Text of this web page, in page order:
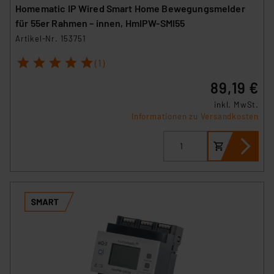
Cookies nach Zweck und Anbieter ist durch Klick auf
ablehnen oder ihr ganz oder teilweise zustimmen. Ihre
Link „Cookie Einstellungen“ anpassen oder widerrufen.
Die Rechtmäßigkeit der Speicherung, Abrufung und
Weiterverarbeitung dieser Daten zur Auswertung und
Analyse bis zum Zeitpunkt des Widerrufs bleibt hiervon
unberührt. Ihre Browser-Einstellungen können dazu
führen, dass die Einstellungen nicht längerfristig
angezeigt wird.
„Einige Drittanbieter verarbeiten personenbezogene
Daten in den USA. Ihre Einwilligung zur Einbindung von
Cookies dieser Drittanbieter umfasst daher ggf. auch
die Verarbeitung Ihrer Daten in den USA gemäß Art. 49
Homematic IP Wired Smart Home Bewegungsmelder
für 55er Rahmen – innen, HmIPW-SMI55
Artikel-Nr. 153751
1 2 3 4 5 (1)
89,19 €
inkl. MwSt.
Informationen zu Versandkosten